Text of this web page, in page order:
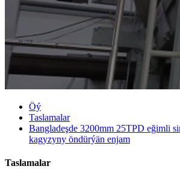
Öý
Taslamalar
Bangladeşde 3200mm 25TPD eğimli
kagyzyny öndürýän enjam
Taslamalar